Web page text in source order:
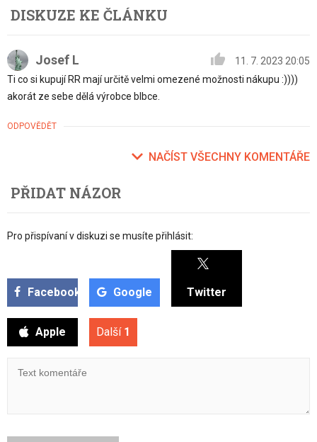
DISKUZE KE ČLÁNKU
Josef L
11. 7. 2023 20:05
Ti co si kupují RR mají určitě velmi omezené možnosti nákupu :))))
akorát ze sebe dělá výrobce blbce.
ODPOVĚDĚT
NAČÍST VŠECHNY KOMENTÁŘE
PŘIDAT NÁZOR
Pro přispívaní v diskuzi se musíte přihlásit:
Facebook Google Twitter
Apple Další 1